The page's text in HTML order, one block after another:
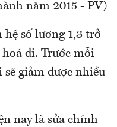
năm 2015 - PV)
hệ số lương 1,3 trở
đi. Trước mỗi
giảm được nhiều
nay là sửa chính